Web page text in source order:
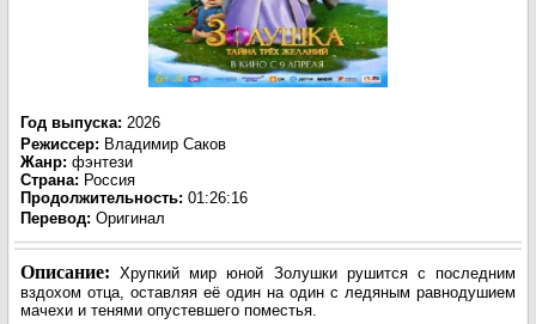
Год выпуска: 2026
Режиссер: Владимир Саков
Жанр: фэнтези
Страна: Россия
Продолжительность: 01:26:16
Перевод: Оригинал
Описание: Хрупкий мир юной Золушки рушится с последним
вздохом отца, оставляя её один на один с ледяным равнодушием
мачехи и тенями опустевшего поместья.